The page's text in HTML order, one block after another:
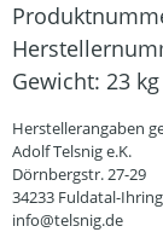
Gewicht: 23 kg
Herstellerangaben
Adolf Telsnig e.K.
Dörnbergstr. 27-29
34233 Fuldatal-
info@telsnig.de